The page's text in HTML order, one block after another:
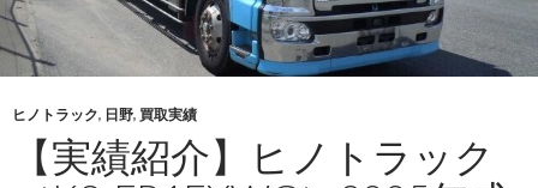
2013
年
式
ニ
ヒノトラック, 日野, 買取実績
【実績紹介】ヒノトラック